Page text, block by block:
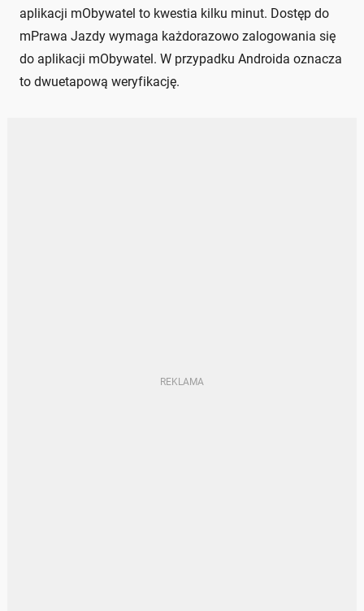
aplikacji mObywatel to kwestia kilku minut. Dostęp do
mPrawa Jazdy wymaga każdorazowo zalogowania się
do aplikacji mObywatel. W przypadku Androida oznacza
to dwuetapową weryfikację.